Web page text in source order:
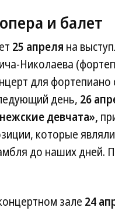
и балет
25 апреля на
Николаева
для
день, 26
девчата»,
которые
до наших дней.
зале 24